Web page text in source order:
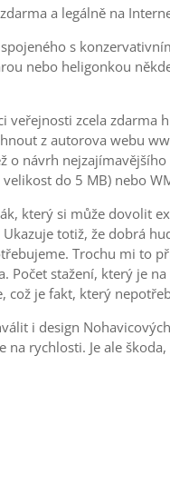
a legálně na
s
nebo heligonkou
veřejnosti zcela
z autorova webu
o návrh
do 5 MB) nebo
který si může dovolit
totiž, že dobrá
Trochu mi to
Počet stažení, který je
což je fakt, který
i design
na rychlosti. Je ale